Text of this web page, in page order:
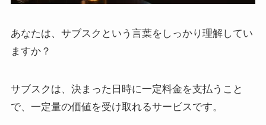
あなたは、サブスクという言葉をしっかり理解してい
ますか？
サブスクは、決まった日時に一定料金を支払うこと
で、一定量の価値を受け取れるサービスです。